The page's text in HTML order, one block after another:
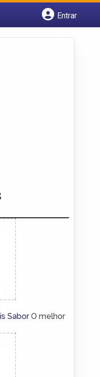
Entrar
SaborO melhor